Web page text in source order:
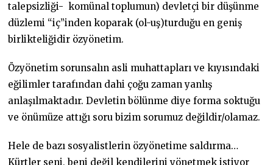
talepsizliği- komünal toplumun) devletçi bir düşünme
düzlemi “iç”inden koparak (ol-uş)turduğu en geniş
birlikteliğidir özyönetim.
Özyönetim sorunsalın asli muhattapları ve kıyısındaki
eğilimler tarafından dahi çoğu zaman yanlış
anlaşılmaktadır. Devletin bölünme diye forma soktuğu
ve önümüze attığı soru bizim sorumuz değildir/olamaz.
Hele de bazı sosyalistlerin özyönetime saldırma…
Kürtler seni, beni değil kendilerini yönetmek istiyor